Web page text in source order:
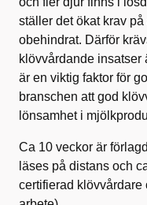
ställer det ökat krav
obehindrat. Därför
klövvårdande insatser
är en viktig faktor för
branschen att god
lönsamhet i
Ca 10 veckor är
läses på distans och
certifierad klövvårdare